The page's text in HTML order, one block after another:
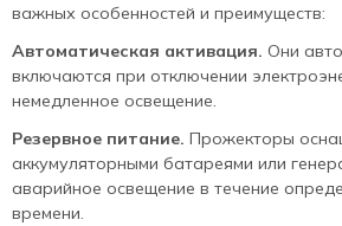
важных особенностей и преимуществ:
Автоматическая активация. Они
включаются при отключении
немедленное освещение.
Резервное питание. Прожекторы
аккумуляторными батареями или
аварийное освещение в течение
времени.